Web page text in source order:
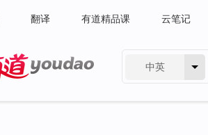
翻译 有道精品课 云笔记
中英